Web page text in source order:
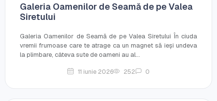
Galeria Oamenilor de Seamă de pe Valea
Siretului
Galeria Oamenilor de Seamă de pe Valea Siretului În ciuda
vremii frumoase care te atrage ca un magnet să ieși undeva
la plimbare, câteva sute de oameni au al...
11 iunie 2026 252 0